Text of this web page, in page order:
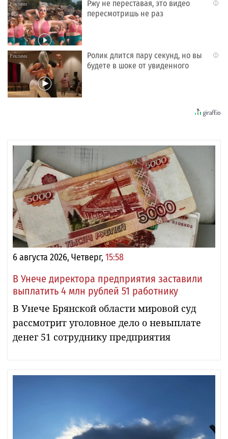
i
Ржу не переставая, это видео
пересмотришь не раз
i
Ролик длится пару секунд, но вы
будете в шоке от увиденного
6 августа 2026, Четверг, 15:58
В Унече директора предприятия заставили
выплатить 4 млн рублей 51 работнику
В Унече Брянской области мировой суд
рассмотрит уголовное дело о невыплате
денег 51 сотруднику предприятия